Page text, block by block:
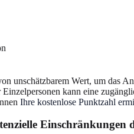
unschätzbarem Wert, um das
kann eine
Ihre kostenlose Punktzahl
Einschränkungen